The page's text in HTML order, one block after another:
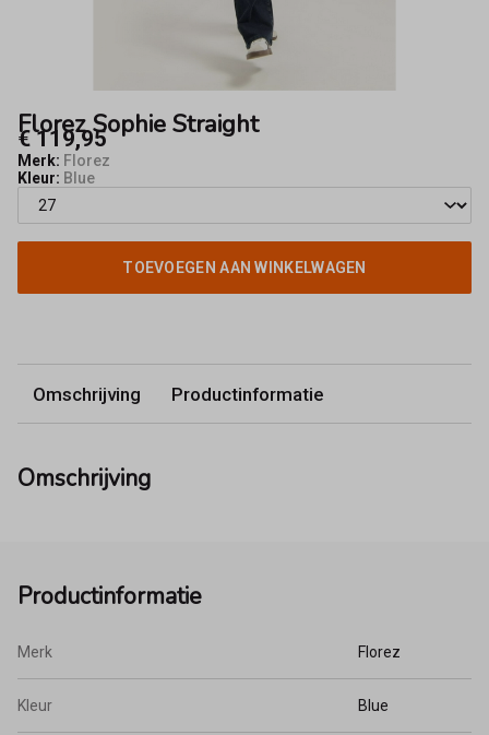
Florez Sophie Straight
€ 119,95
Merk: Florez
Kleur: Blue
TOEVOEGEN AAN WINKELWAGEN
Omschrijving Productinformatie
Omschrijving
Productinformatie
Merk Florez
Kleur Blue